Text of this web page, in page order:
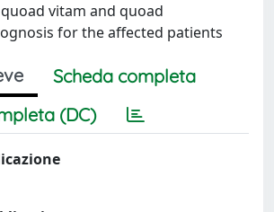
vitam and quoad
for the affected patients
Scheda completa
(DC)